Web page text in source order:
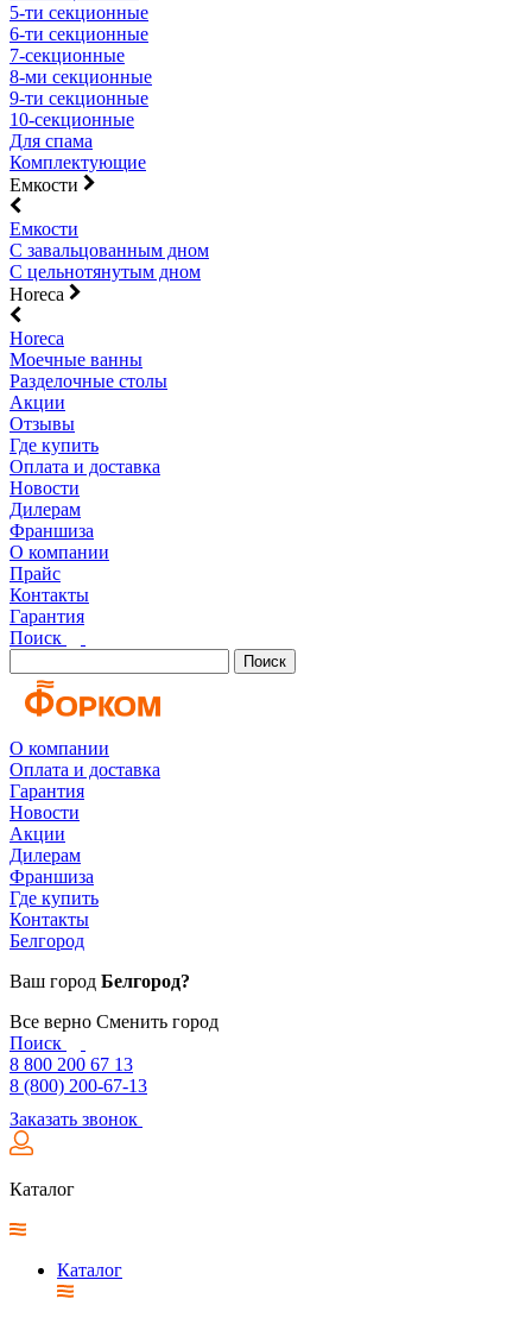
5-ти секционные
6-ти секционные
7-секционные
8-ми секционные
9-ти секционные
10-секционные
Для спама
Комплектующие
Емкости
Емкости
С завальцованным дном
С цельнотянутым дном
Horeca
Horeca
Моечные ванны
Разделочные столы
Акции
Отзывы
Где купить
Оплата и доставка
Новости
Дилерам
Франшиза
О компании
Прайс
Контакты
Гарантия
Поиск
Поиск
О компании
Оплата и доставка
Гарантия
Новости
Акции
Дилерам
Франшиза
Где купить
Контакты
Белгород
Ваш город Белгород?
Все верно Сменить город
Поиск
8 800 200 67 13
8 (800) 200-67-13
Заказать звонок
Каталог
Каталог